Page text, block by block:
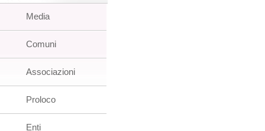
Media
Comuni
Associazioni
Proloco
Enti